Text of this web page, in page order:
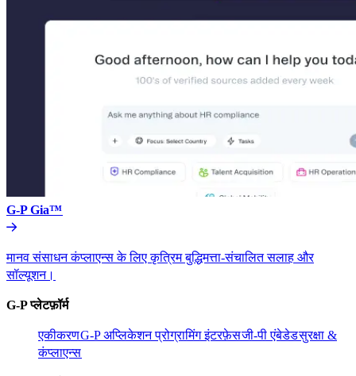
G-P Gia™​​
मानव संसाधन कंप्लाएन्स के लिए कृत्रिम बुद्धिमत्ता-संचालित सलाह और
सॉल्यूशन।​​
G-P प्लेटफ़ॉर्म​​
एकीकरण​​G-P अप्लिकेशन प्रोग्रामिंग इंटरफ़ेस​​जी-पी एंबेडेड​​सुरक्षा &
कंप्लाएन्स​​